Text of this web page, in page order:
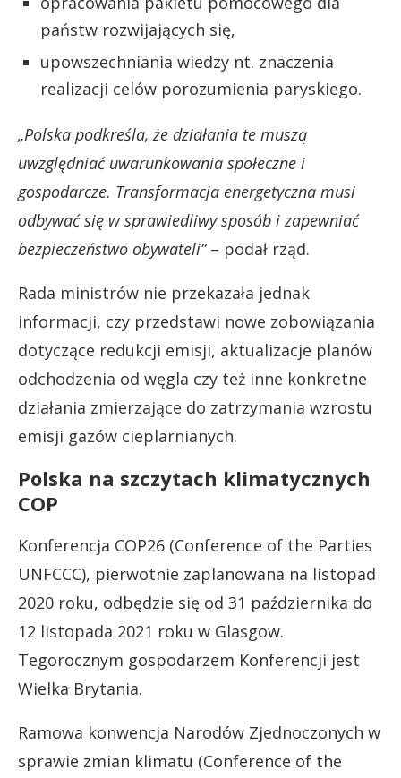
państw rozwijających się,
upowszechniania wiedzy nt. znaczenia
realizacji celów porozumienia paryskiego.
„Polska podkreśla, że działania te muszą
uwzględniać uwarunkowania społeczne i
gospodarcze. Transformacja energetyczna musi
odbywać się w sprawiedliwy sposób i zapewniać
bezpieczeństwo obywateli”– podał rząd.
Rada ministrów nie przekazała jednak
informacji, czy przedstawi nowe zobowiązania
dotyczące redukcji emisji, aktualizacje planów
odchodzenia od węgla czy też inne konkretne
działania zmierzające do zatrzymania wzrostu
emisji gazów cieplarnianych.
Polska na szczytach klimatycznych
COP
Konferencja COP26 (Conference of the Parties
UNFCCC), pierwotnie zaplanowana na listopad
2020 roku, odbędzie się od 31 października do
12 listopada 2021 roku w Glasgow.
Tegorocznym gospodarzem Konferencji jest
Wielka Brytania.
Ramowa konwencja Narodów Zjednoczonych w
sprawie zmian klimatu (Conference of the